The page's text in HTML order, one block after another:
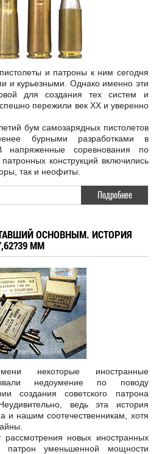
и патроны к ним сегодня
и курьезными. Однако именно эти
для создания тех систем и
пережили век XX и уверенно
бум самозарядных пистолетов
бурными разработками в
напряженные соревнования по
конструкций включились
так и неофиты.
Подробнее
ОСНОВНЫМ. ИСТОРИЯ
ММ
некоторые иностранные
недоумение по поводу
создания советского патрона
ведь эта история
и нашим соотечественникам, хотя
новых иностранных
патрон уменьшенной мощности